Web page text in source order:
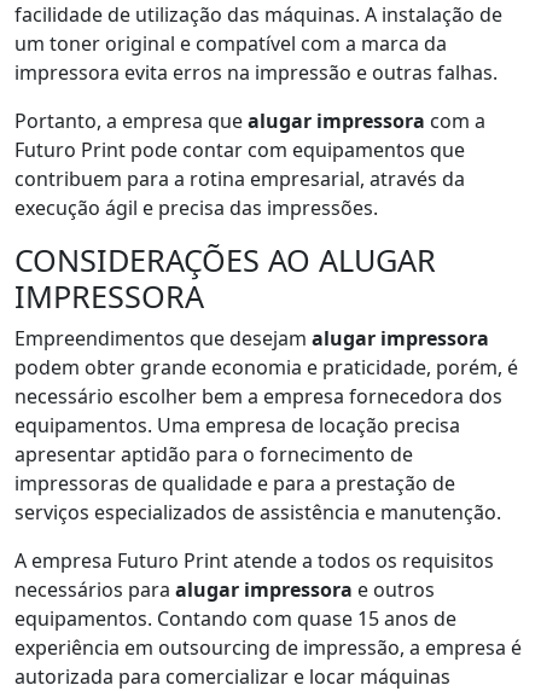
facilidade de utilização das máquinas. A instalação de
um toner original e compatível com a marca da
impressora evita erros na impressão e outras falhas.
Portanto, a empresa quealugar impressora com a
Futuro Print pode contar com equipamentos que
contribuem para a rotina empresarial, através da
execução ágil e precisa das impressões.
CONSIDERAÇÕES AO ALUGAR
IMPRESSORA
Empreendimentos que desejam alugar impressora
podem obter grande economia e praticidade, porém, é
necessário escolher bem a empresa fornecedora dos
equipamentos. Uma empresa de locação precisa
apresentar aptidão para o fornecimento de
impressoras de qualidade e para a prestação de
serviços especializados de assistência e manutenção.
A empresa Futuro Print atende a todos os requisitos
necessários para alugar impressora e outros
equipamentos. Contando com quase 15 anos de
experiência em outsourcing de impressão, a empresa é
autorizada para comercializar e locar máquinas